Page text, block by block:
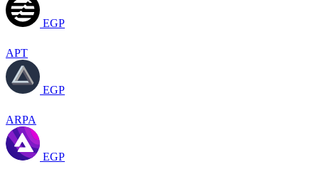
EGP
APT
EGP
ARPA
EGP